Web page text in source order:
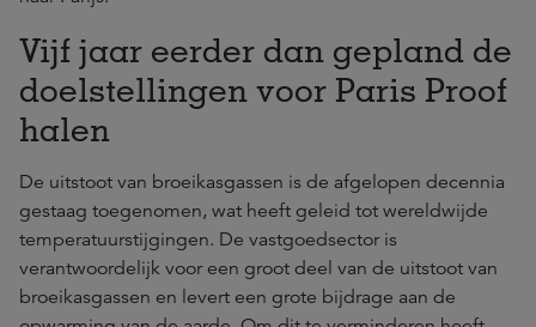
Vijf jaar eerder dan gepland de
doelstellingen voor Paris Proof
halen
De uitstoot van broeikasgassen is de afgelopen decennia
gestaag toegenomen, wat heeft geleid tot wereldwijde
temperatuurstijgingen. De vastgoedsector is
verantwoordelijk voor een groot deel van de uitstoot van
broeikasgassen en levert een grote bijdrage aan de